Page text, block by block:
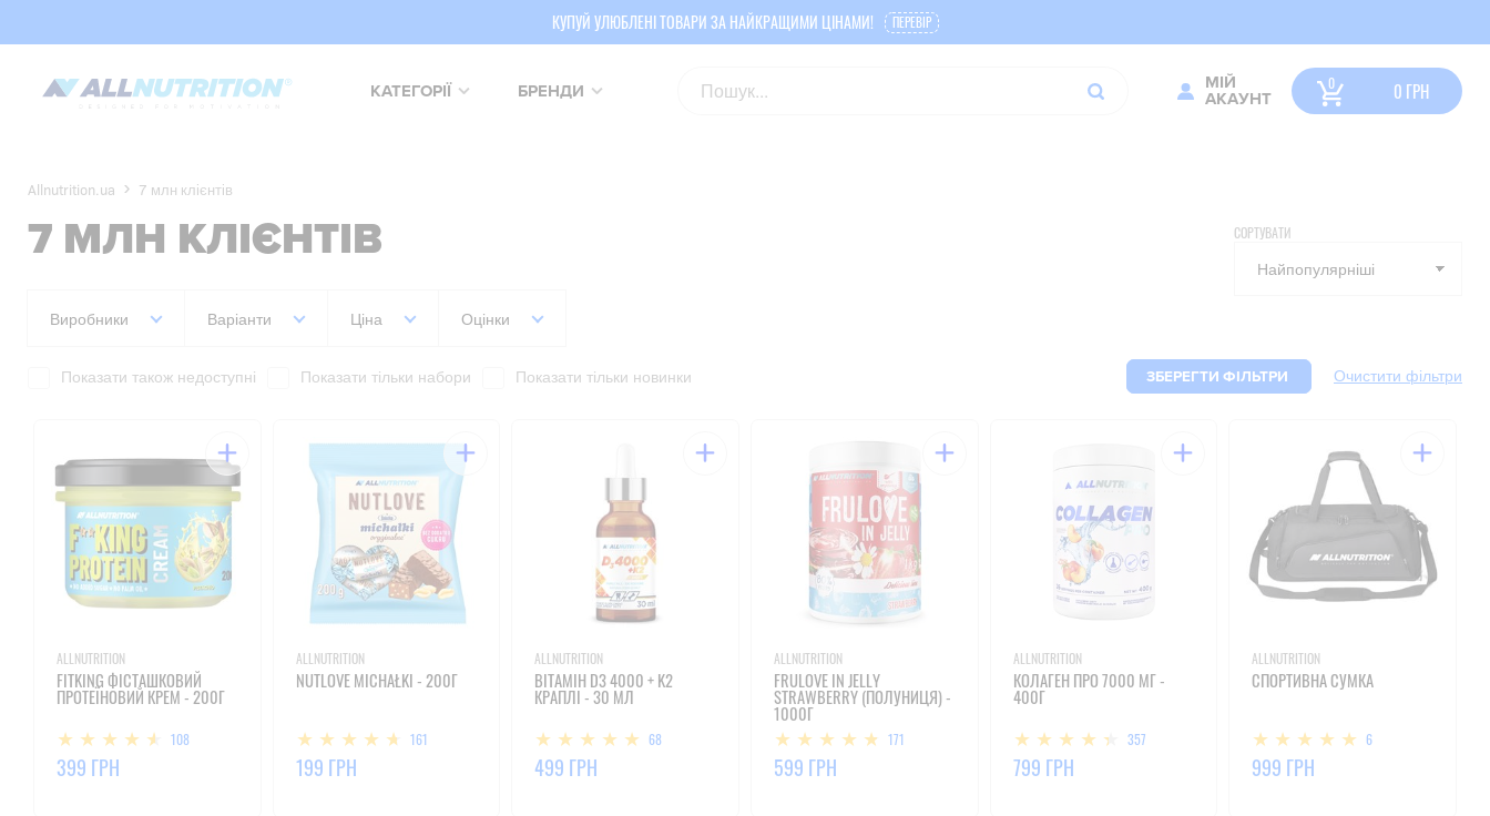
КУПУЙ УЛЮБЛЕНІ ТОВАРИ ЗА НАЙКРАЩИМИ ЦІНАМИ! ПЕРЕВІР
КАТЕГОРІЇ БРЕНДИ
МІЙ
АКАУНТ
0 ГРН
Allnutrition.ua 7 млн клієнтів
7 МЛН КЛІЄНТІВ СОРТУВАТИ
Виробники Варіанти Ціна Оцінки
Показати також недоступні Показати тільки набори Показати тільки новинки ЗБЕРЕГТИ ФІЛЬТРИ
ALLNUTRITION
FITKING ФІСТАШКОВИЙ
ПРОТЕЇНОВИЙ КРЕМ - 200Г
108
399 ГРН
ALLNUTRITION
NUTLOVE MICHAŁKI - 200Г
161
199 ГРН
ALLNUTRITION
ВІТАМІН D3 4000 + K2
КРАПЛІ - 30 МЛ
68
499 ГРН
ALLNUTRITION
FRULOVE IN JELLY
STRAWBERRY (ПОЛУНИЦЯ) -
1000Г
171
599 ГРН
ALLNUTRITION
КОЛАГЕН ПРО 7000 МГ -
400Г
357
799 ГРН
ALLNUTRITION
СПОРТИВНА СУМКА
6
999 ГРН